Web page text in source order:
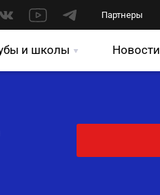
Партнеры
и школы Новости